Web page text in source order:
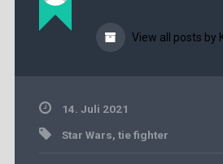
View all posts by
14. Juli 2021
Star Wars, tie fighter